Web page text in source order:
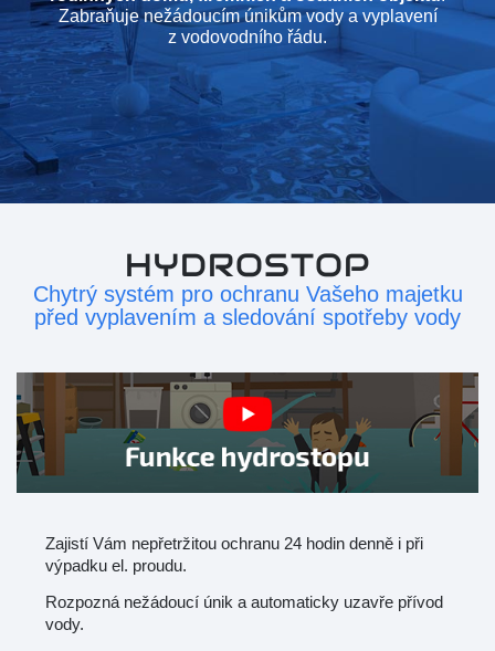
Zabraňuje nežádoucím únikům vody a vyplavení
z vodovodního řádu.
HYDROSTOP
Chytrý systém pro ochranu Vašeho majetku
před vyplavením a sledování spotřeby vody
Zajistí Vám nepřetržitou ochranu 24 hodin denně i při
výpadku el. proudu.
Rozpozná nežádoucí únik a automaticky uzavře přívod
vody.